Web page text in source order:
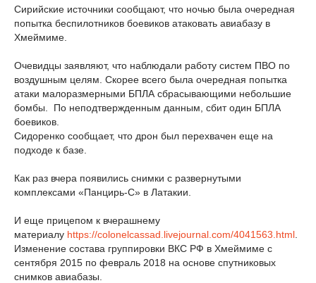
Сирийские источники сообщают, что ночью была очередная
попытка беспилотников боевиков атаковать авиабазу в
Хмеймиме.
Очевидцы заявляют, что наблюдали работу систем ПВО по
воздушным целям. Скорее всего была очередная попытка
атаки малоразмерными БПЛА сбрасывающими небольшие
бомбы. По неподтвержденным данным, сбит один БПЛА
боевиков.
Сидоренко сообщает, что дрон был перехвачен еще на
подходе к базе.
Как раз вчера появились снимки с развернутыми
комплексами «Панцирь-С» в Латакии.
И еще прицепом к вчерашнему
материалу https://colonelcassad.livejournal.com/4041563.html
Изменение состава группировки ВКС РФ в Хмеймиме с
сентября 2015 по февраль 2018 на основе спутниковых
снимков авиабазы.